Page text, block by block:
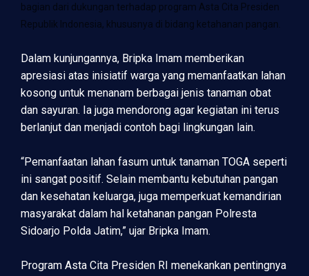
bagian dari dukungan terhadap program Asta Cita Presiden
Republik Indonesia, khususnya di bidang ketahanan pangan.
Dalam kunjungannya, Bripka Imam memberikan
apresiasi atas inisiatif warga yang memanfaatkan lahan
kosong untuk menanam berbagai jenis tanaman obat
dan sayuran. Ia juga mendorong agar kegiatan ini terus
berlanjut dan menjadi contoh bagi lingkungan lain.
“Pemanfaatan lahan fasum untuk tanaman TOGA seperti
ini sangat positif. Selain membantu kebutuhan pangan
dan kesehatan keluarga, juga memperkuat kemandirian
masyarakat dalam hal ketahanan pangan Polresta
Sidoarjo Polda Jatim,” ujar Bripka Imam.
Program Asta Cita Presiden RI menekankan pentingnya